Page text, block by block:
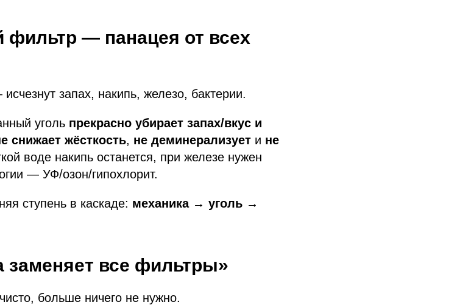
— панацея от всех
запах, накипь, железо, бактерии.
уголь прекрасно убирает запах/вкус и
снижает жёсткость, не деминерализует и не
воде накипь останется, при железе нужен
— УФ/озон/гипохлорит.
ступень в каскаде: механика → уголь →
все фильтры»
больше ничего не нужно.